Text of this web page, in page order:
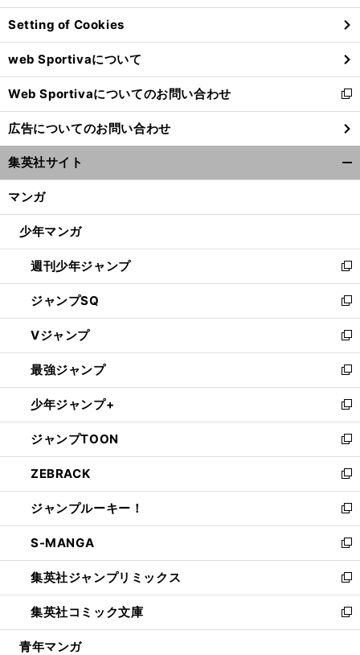
ン
ド
ウ
で
開
く
Setting of Cookies
web Sportivaについて
Web Sportivaについてのお問い合わせ
新
し
い
ウ
ィ
ン
ウ
開
く
広告についてのお問い合わせ
集英社サイト
マンガ
少年マンガ
週刊少年ジャンプ
新
し
い
ウ
ィ
ン
ド
ウ
で
開
く
ジャンプSQ
新
し
い
ウ
ィ
ン
ド
ウ
で
開
く
Vジャンプ
新
し
い
ウ
ィ
ン
ド
ウ
で
開
く
最強ジャンプ
新
し
い
ウ
ィ
ン
ド
ウ
で
開
く
少年ジャンプ+
新
し
い
ウ
ィ
ン
ド
ウ
で
開
く
ジャンプTOON
新
し
い
ウ
ィ
ン
ド
ウ
で
開
く
ZEBRACK
新
し
い
ウ
ィ
ン
ド
ウ
で
開
ジャンプルーキー！
新
し
い
ウ
ィ
ン
ド
ウ
S-MANGA
新
し
い
ウ
ィ
ン
集英社ジャンプリミックス
新
し
い
ウ
集英社コミック文庫
新
し
青年マンガ